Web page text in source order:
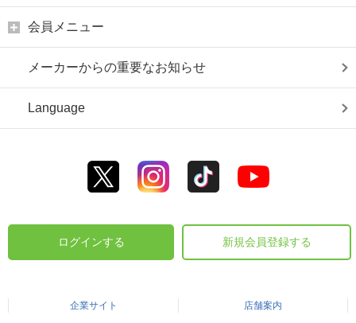
会員メニュー
メーカーからの重要なお知らせ
Language
ログインする 新規会員登録する
企業サイト 店舗案内